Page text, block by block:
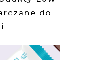
do